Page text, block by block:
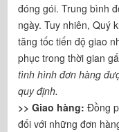
đóng gói. Trung bình
ngày. Tuy nhiên, Quý
tăng tốc tiến độ giao
phục trong thời gian
tình hình đơn hàng
quy định.
>> Giao hàng: Đồng
đối với những đơn